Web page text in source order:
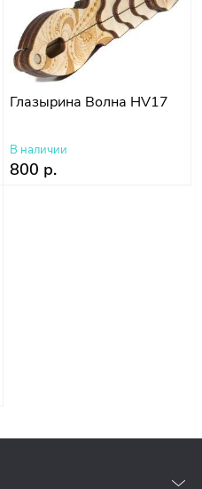
Глазырина Волна HV17
В наличии
800 р.